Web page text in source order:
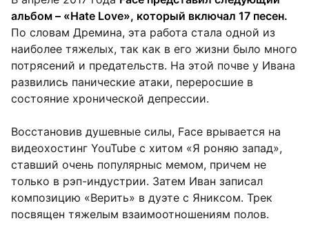
альбом – «Hate Love», который включал 17 песен.
По словам Дремина, эта работа стала одной из
наиболее тяжелых, так как в его жизни было много
потрясений и предательств. На этой почве у Ивана
развились панические атаки, переросшие в
состояние хронической депрессии.
Восстановив душевные силы, Face врывается на
видеохостинг YouTube с хитом «Я роняю запад»,
ставший очень популярныс мемом, причем не
только в рэп-индустрии. Затем Иван записал
композицию «Верить» в дуэте с Яниксом. Трек
посвящен тяжелым взаимоотношениям полов.